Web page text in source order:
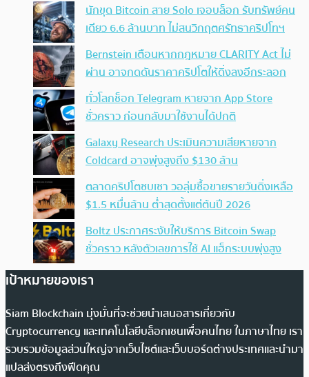
นักขุด Bitcoin สาย Solo เจอบล็อก รับทรัพย์คน
เดียว 6.6 ล้านบาท ไม่สนวิกฤตศรัทธาคริปโทฯ
Bernstein เตือนหากกฎหมาย CLARITY Act ไม่
ผ่าน อาจกดดันราคาคริปโตให้ดิ่งลงอีกระลอก
ทั่วโลกช็อก Telegram หายจาก App Store
ชั่วคราว ก่อนกลับมาใช้งานได้ปกติ
Galaxy Research ประเมินความเสียหายจาก
Coldcard อาจพุ่งสูงถึง $130 ล้าน
ตลาดคริปโตซบเซา วอลุ่มซื้อขายรายวันดิ่งเหลือ
$1.5 หมื่นล้าน ต่ำสุดตั้งแต่ต้นปี 2026
Boltz ประกาศระงับให้บริการ Bitcoin Swap
ชั่วคราว หลังตัวเลขการใช้ AI แฮ็กระบบพุ่งสูง
เป้าหมายของเรา
Siam Blockchain มุ่งมั่นที่จะช่วยนำเสนอสารเกี่ยวกับ
Cryptocurrency และเทคโนโลยีบล็อกเชนเพื่อคนไทย ในภาษาไทย เรา
รวบรวมข้อมูลส่วนใหญ่จากเว็บไซต์และเว็บบอร์ดต่างประเทศและนำมา
แปลส่งตรงถึงฟีดคุณ